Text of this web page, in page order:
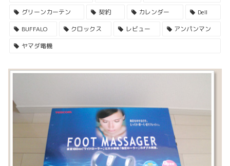
グリーンカーテン
契約 カレンダー
Dell
BUFFALO
クロックス レビュー
アンパンマン
ヤマダ電機